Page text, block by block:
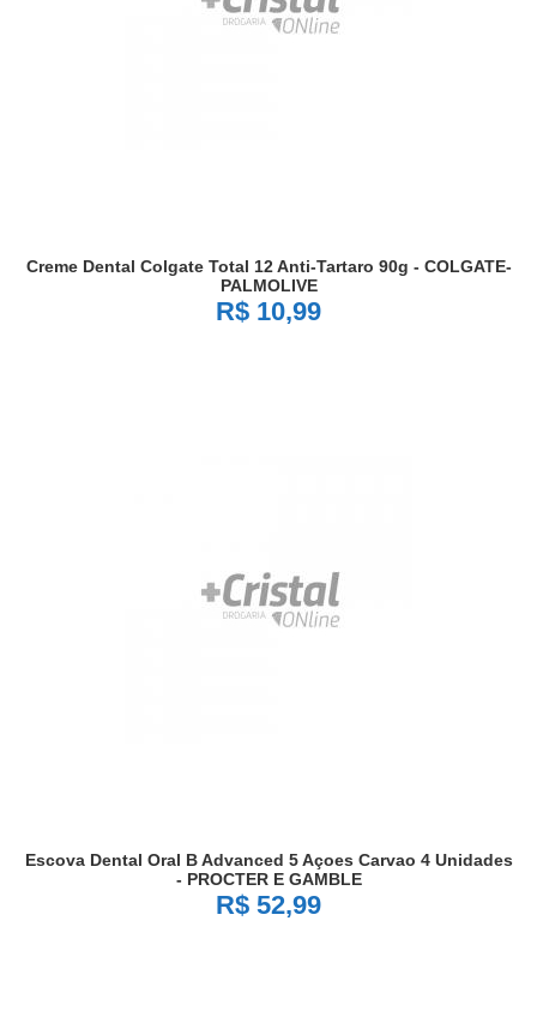
Creme Dental Colgate Total 12 Anti-Tartaro 90g - COLGATE-
PALMOLIVE
R$ 10,99
Escova Dental Oral B Advanced 5 Açoes Carvao 4 Unidades
- PROCTER E GAMBLE
R$ 52,99